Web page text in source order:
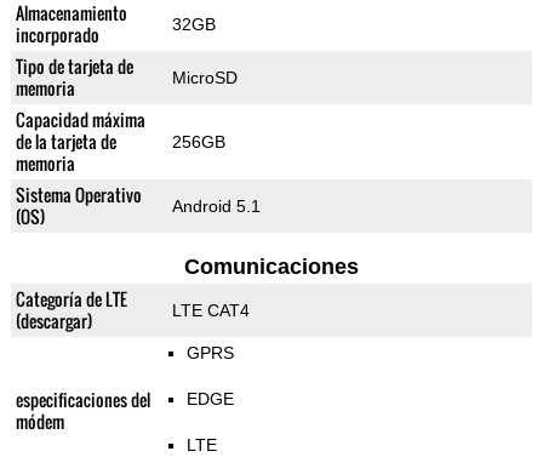
Almacenamiento
incorporado
32GB
Tipo de tarjeta de
memoria
MicroSD
Capacidad máxima
de la tarjeta de
memoria
256GB
Sistema Operativo
(OS)
Android 5.1
Comunicaciones
Categoría de LTE
(descargar)
LTE CAT4
especificaciones del
módem
GPRS
EDGE
LTE